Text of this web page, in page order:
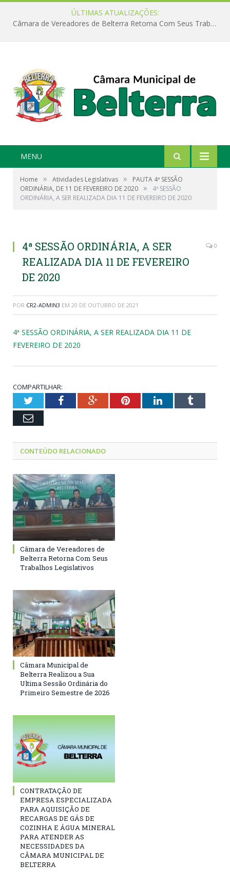
ÚLTIMAS ATUALIZAÇÕES:
Câmara de Vereadores de Belterra Retorna Com Seus Trabalhos Legislativos
MENU
Home » Atividades Legislativas »
PAUTA 4ª SESSÃO
ORDINÁRIA, DE 11 DE FEVEREIRO DE 2020 »
4ª SESSÃO
ORDINÁRIA, A SER REALIZADA DIA 11 DE FEVEREIRO DE 2020
4ª SESSÃO ORDINÁRIA, A SER
REALIZADA DIA 11 DE FEVEREIRO
DE 2020
0
POR CR2-ADMIN3 EM 20 DE OUTUBRO DE 2021
4ª SESSÃO ORDINÁRIA, A SER REALIZADA DIA 11 DE
FEVEREIRO DE 2020
COMPARTILHAR:
TwitterFacebookGoogle+PinterestLinkedInTumblr
Email
CONTEÚDO RELACIONADO
Câmara de Vereadores de
Belterra Retorna Com Seus
Trabalhos Legislativos
Câmara Municipal de
Belterra Realizou a Sua
Ultima Sessão Ordinária do
Primeiro Semestre de 2026
CONTRATAÇÃO DE
EMPRESA ESPECIALIZADA
PARA AQUISIÇÃO DE
RECARGAS DE GÁS DE
COZINHA E ÁGUA MINERAL
PARA ATENDER AS
NECESSIDADES DA
CÂMARA MUNICIPAL DE
BELTERRA